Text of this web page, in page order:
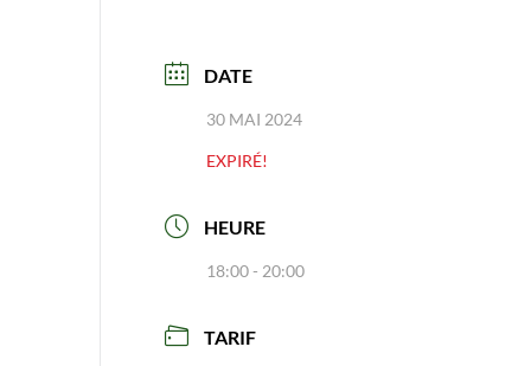
DATE
30 MAI 2024
EXPIRÉ!
HEURE
18:00 - 20:00
TARIF